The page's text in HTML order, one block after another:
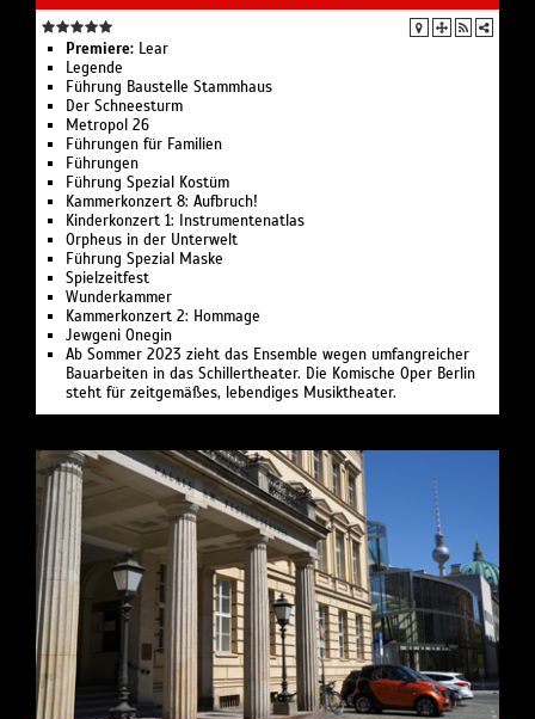
Premiere: Lear
Legende
Führung Bau­stelle Stamm­haus
Der Schnee­sturm
Metropol 26
Führungen für Familien
Führungen
Führung Spezial Kostüm
Kammerkonzert 8: Aufbruch!
Kinderkonzert 1: Instru­men­ten­atlas
Or­pheus in der Un­ter­welt
Führung Spezial Maske
Spielzeit­fest
Wunder­kammer
Kammerkonzert 2: Hommage
Jewgeni Onegin
Ab Sommer 2023 zieht das Ensemble wegen umfangreicher
Bauarbeiten in das Schillertheater. Die Komische Oper Berlin
steht für zeitgemäßes, lebendiges Musiktheater.